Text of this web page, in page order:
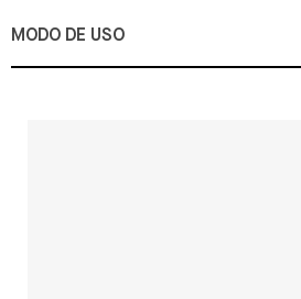
MODO DE USO